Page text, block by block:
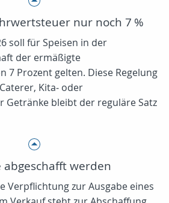
nur noch 7 %
soll für Speisen in der
der ermäßigte
7 Prozent gelten. Diese Regelung
Kita‑ oder
Getränke bleibt der reguläre Satz
werden
Verpflichtung zur Ausgabe eines